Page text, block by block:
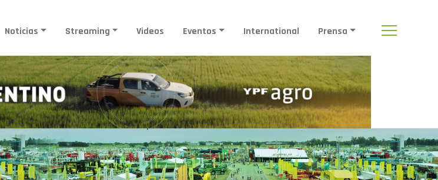
Noticias Streaming Videos Eventos International Prensa